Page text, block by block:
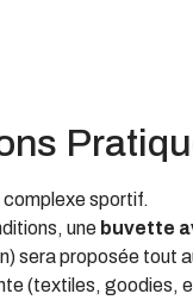
complexe sportif.
une buvette
sera proposée tout
(textiles, goodies,